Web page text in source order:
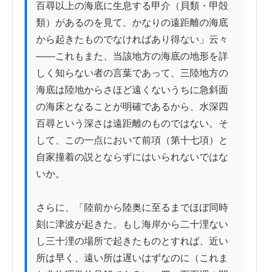
百尋以上の海底に生息する甲介（貝類・甲殻
類）があるのを見て、かなりの遠距離の海底
から起きたものでなければあり得ない」云々
——これもまた、当該地方の海底の地形を詳
しく知らない者の言葉であって、三陸地方の
海底は陸地からさほど遠くないうちに急斜面
の海床となることが明確であるから、水深四
百尋という深さは遠距離のものではない。そ
して、この一点において前項（第十七項）と
自家撞着の説とならずにはいられないではな
いか。
さらに、「陸前から陸奥に至るまでほぼ同時
刻に津波が起きた。もし海岸から二十浬ない
し三十浬の場所で起きたものとすれば、近い
所は早く、遠い所は遅いはずなのに（これま